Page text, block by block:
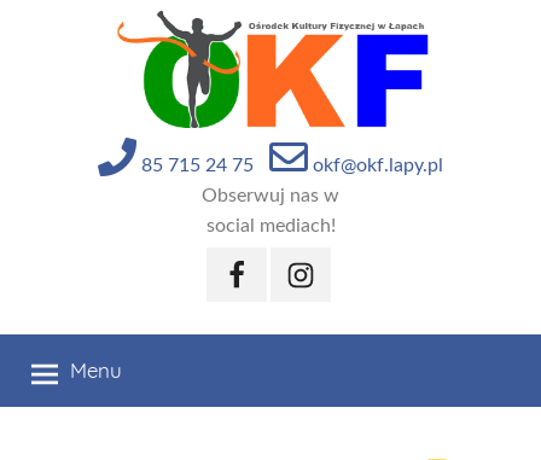
85 715 24 75
okf@okf.lapy.pl
Obserwuj nas w
social mediach!
FacebookInstagram
Menu